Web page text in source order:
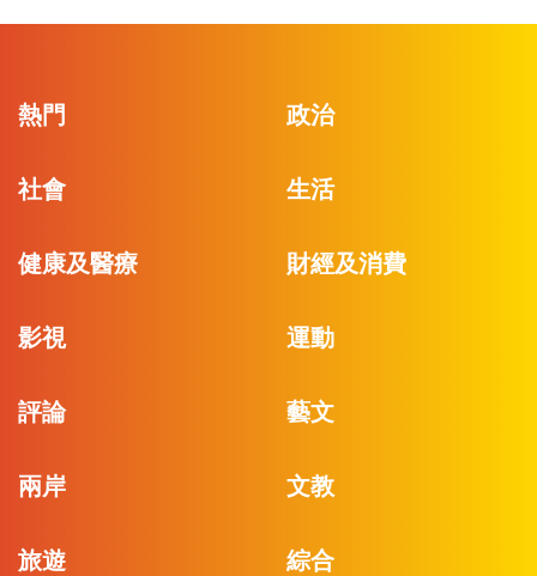
熱門 政治
社會 生活
健康及醫療 財經及消費
影視 運動
評論 藝文
兩岸 文教
旅遊 綜合